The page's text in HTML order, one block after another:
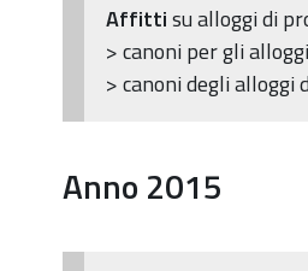
Affittisu alloggi di
> canoni per gli
> canoni degli alloggi
Anno 2015